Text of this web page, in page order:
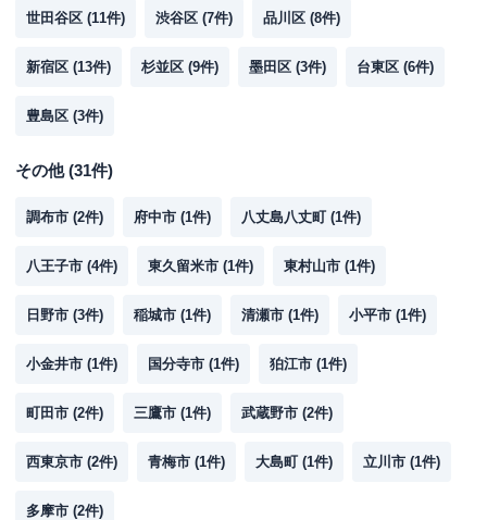
世田谷区 (11件) 渋谷区 (7件) 品川区 (8件)
新宿区 (13件) 杉並区 (9件) 墨田区 (3件) 台東区 (6件)
豊島区 (3件)
その他(31件)
調布市 (2件) 府中市 (1件) 八丈島八丈町 (1件)
八王子市 (4件) 東久留米市 (1件) 東村山市 (1件)
日野市 (3件) 稲城市 (1件) 清瀬市 (1件) 小平市 (1件)
小金井市 (1件) 国分寺市 (1件) 狛江市 (1件)
町田市 (2件) 三鷹市 (1件) 武蔵野市 (2件)
西東京市 (2件) 青梅市 (1件) 大島町 (1件) 立川市 (1件)
多摩市 (2件)